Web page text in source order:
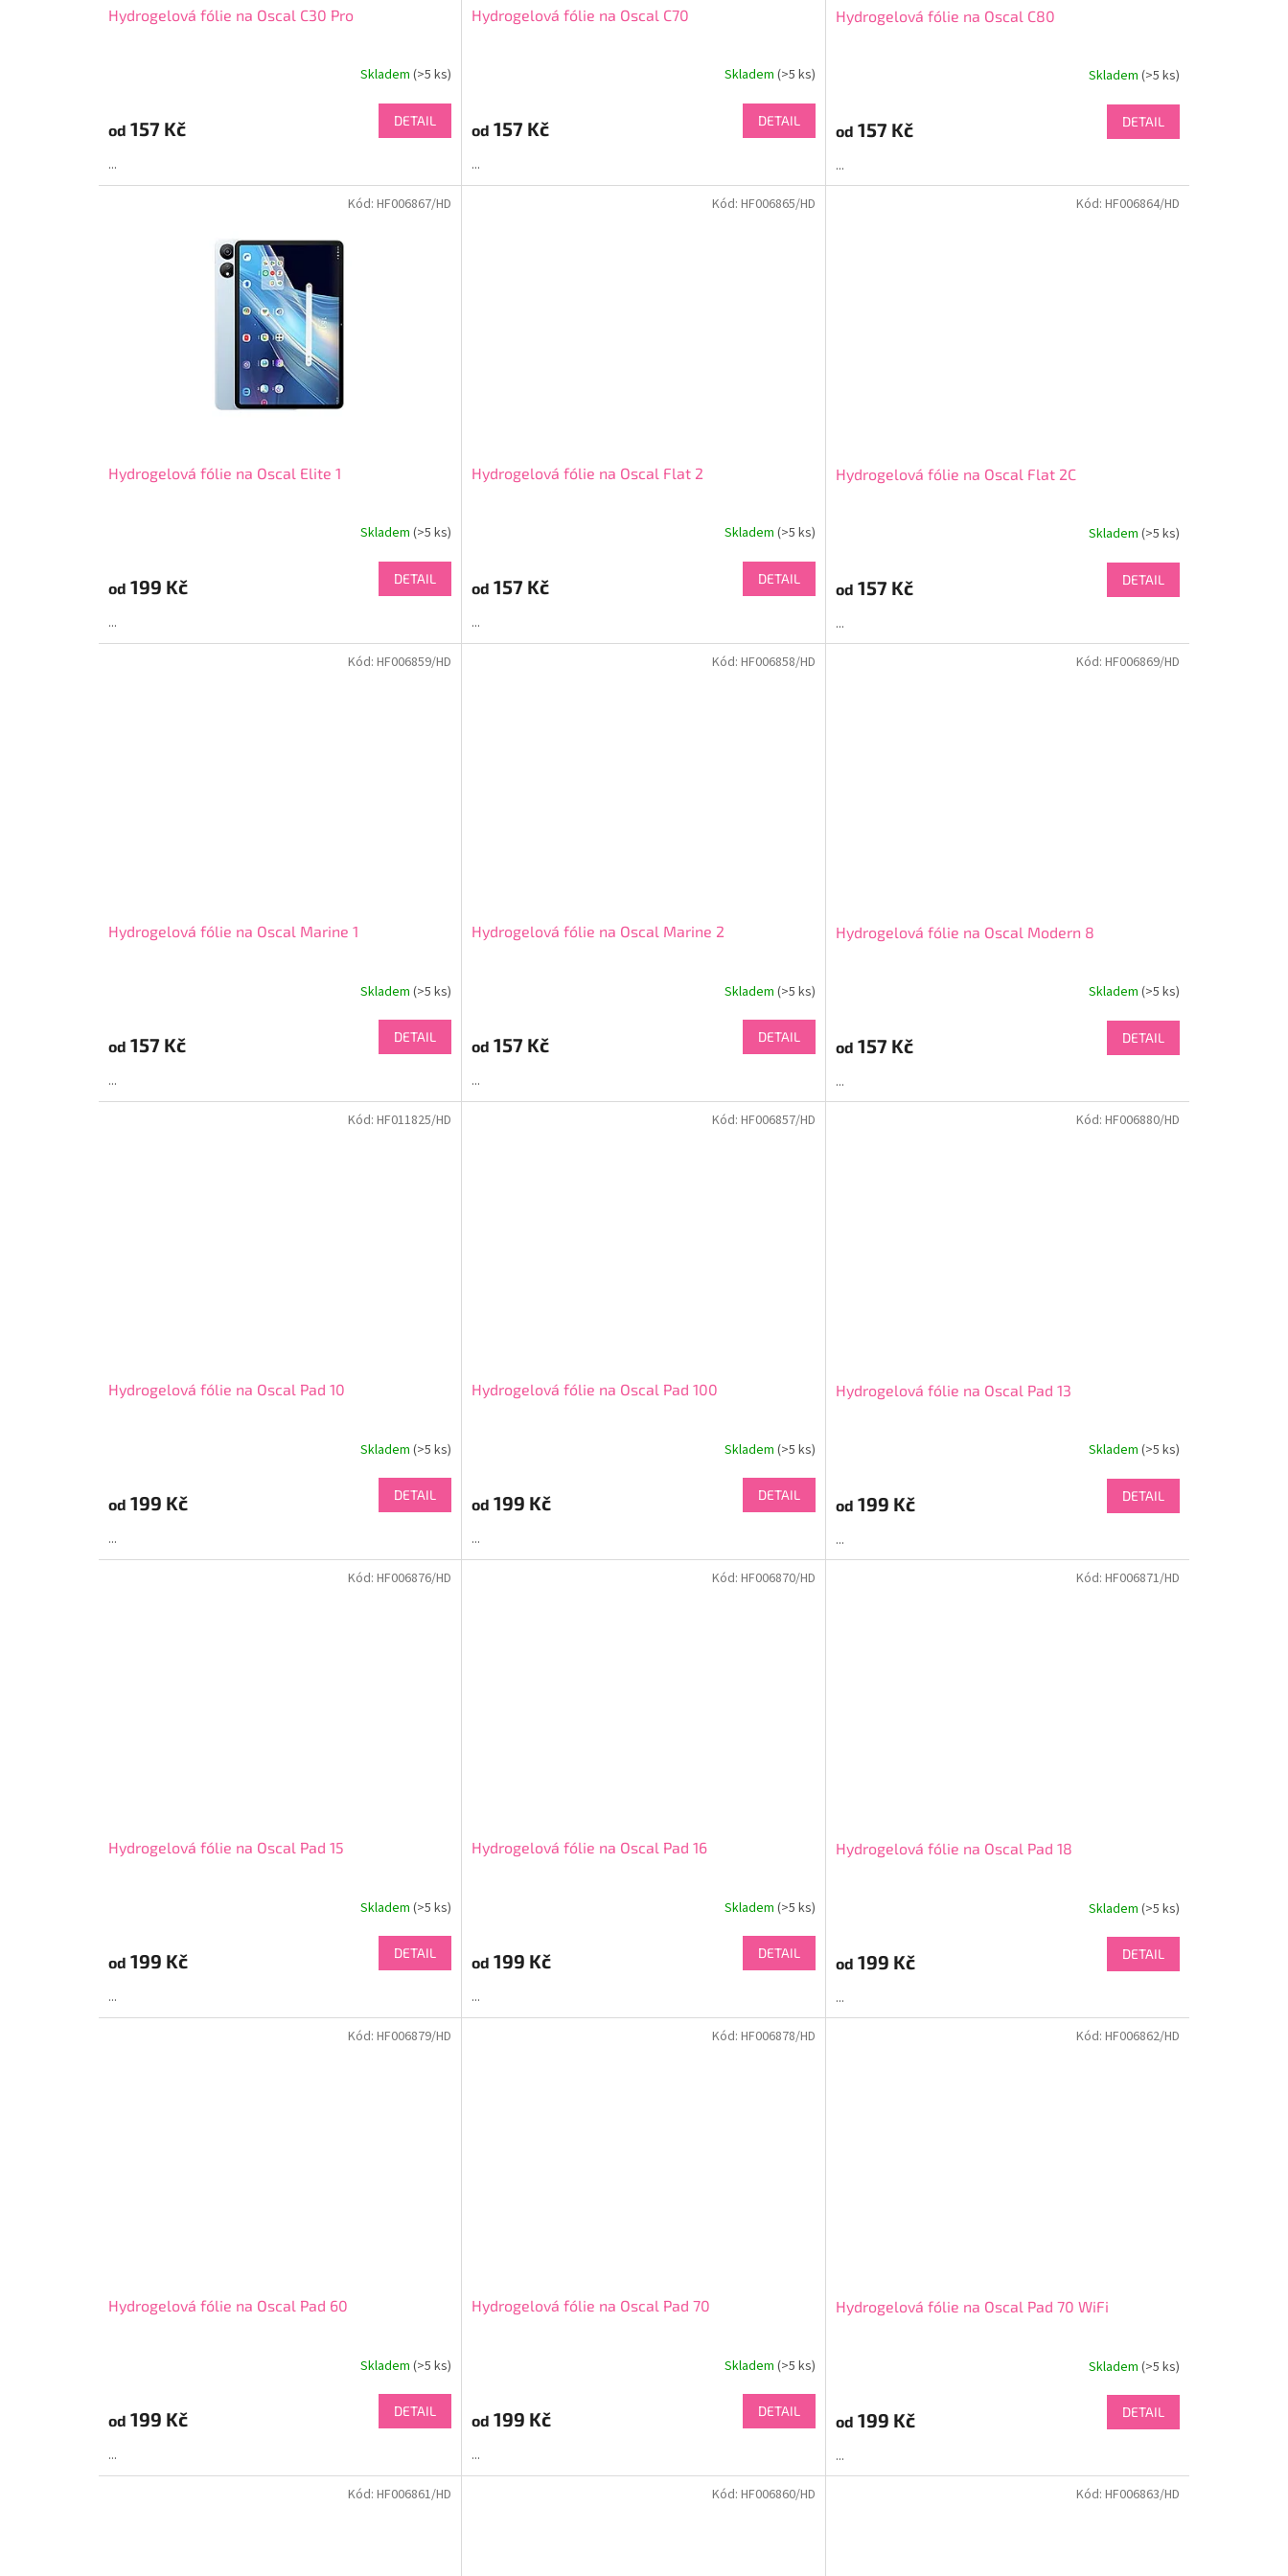
Hydrogelová fólie na Oscal C30 Pro
Skladem(>5 ks)
od 157 Kč DETAIL
...
Hydrogelová fólie na Oscal C70
Skladem (>5 ks)
od 157 Kč DETAIL
...
Hydrogelová fólie na Oscal C80
Skladem (>5 ks)
od 157 Kč DETAIL
...
Hydrogelová fólie na Oscal Elite 1
Skladem(>5 ks)
od 199 Kč DETAIL
...
Kód:HF006867/HD
Hydrogelová fólie na Oscal Flat 2
Skladem (>5 ks)
od 157 Kč DETAIL
...
Kód: HF006865/HD
Hydrogelová fólie na Oscal Flat 2C
Skladem (>5 ks)
od 157 Kč DETAIL
...
Kód: HF006864/HD
Hydrogelová fólie na Oscal Marine 1
Skladem(>5 ks)
od 157 Kč DETAIL
...
Kód:HF006859/HD
Hydrogelová fólie na Oscal Marine 2
Skladem (>5 ks)
od 157 Kč DETAIL
...
Kód: HF006858/HD
Hydrogelová fólie na Oscal Modern 8
Skladem (>5 ks)
od 157 Kč DETAIL
...
Kód: HF006869/HD
Hydrogelová fólie na Oscal Pad 10
Skladem(>5 ks)
od 199 Kč DETAIL
...
Kód:HF011825/HD
Hydrogelová fólie na Oscal Pad 100
Skladem (>5 ks)
od 199 Kč DETAIL
...
Kód: HF006857/HD
Hydrogelová fólie na Oscal Pad 13
Skladem (>5 ks)
od 199 Kč DETAIL
...
Kód: HF006880/HD
Hydrogelová fólie na Oscal Pad 15
Skladem(>5 ks)
od 199 Kč DETAIL
...
Kód:HF006876/HD
Hydrogelová fólie na Oscal Pad 16
Skladem (>5 ks)
od 199 Kč DETAIL
...
Kód: HF006870/HD
Hydrogelová fólie na Oscal Pad 18
Skladem (>5 ks)
od 199 Kč DETAIL
...
Kód: HF006871/HD
Hydrogelová fólie na Oscal Pad 60
Skladem(>5 ks)
od 199 Kč DETAIL
...
Kód:HF006879/HD
Hydrogelová fólie na Oscal Pad 70
Skladem (>5 ks)
od 199 Kč DETAIL
...
Kód: HF006878/HD
Hydrogelová fólie na Oscal Pad 70 WiFi
Skladem (>5 ks)
od 199 Kč DETAIL
...
Kód: HF006862/HD
Kód:HF006861/HD Kód: HF006860/HD Kód: HF006863/HD